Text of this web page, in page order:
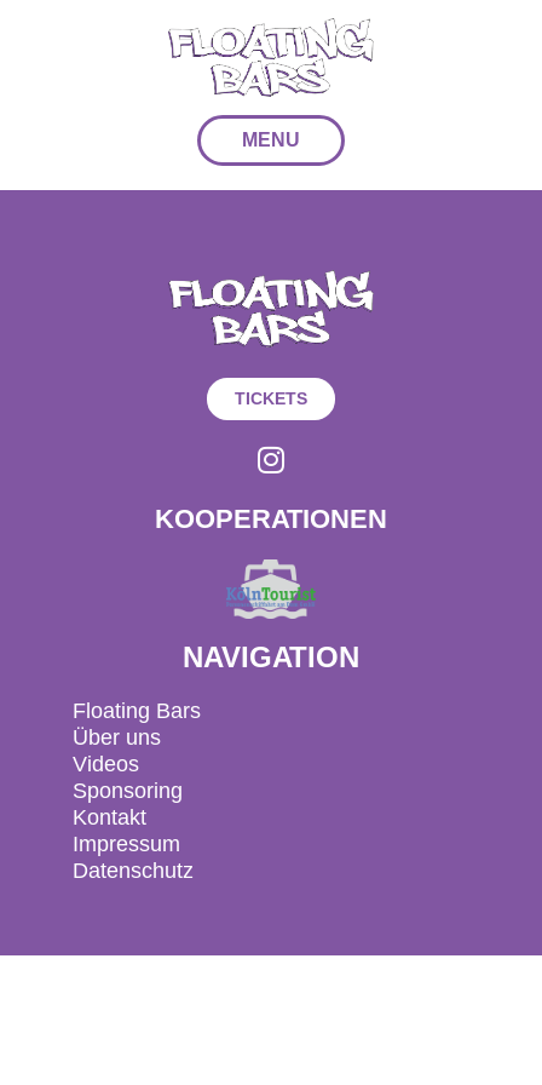
MENU
TICKETS
KOOPERATIONEN
NAVIGATION
Floating Bars
Über uns
Videos
Sponsoring
Kontakt
Impressum
Datenschutz